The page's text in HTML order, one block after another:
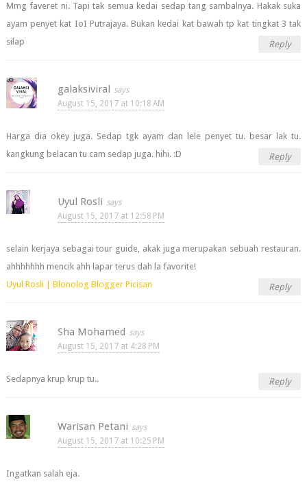
Mmg faveret ni. Tapi tak semua kedai sedap tang sambalnya. Hakak suka
ayam penyet kat IoI Putrajaya. Bukan kedai kat bawah tp kat tingkat 3 tak
silap
Reply
galaksiviral
August 15, 2017 at 10:18 AM
Harga dia okey juga. Sedap tgk ayam dan lele penyet tu. besar lak tu.
kangkung belacan tu cam sedap juga. hihi. :D
Reply
Uyul Rosli
August 15, 2017 at 12:58 PM
selain kerjaya sebagai tour guide, akak juga merupakan sebuah restauran.
ahhhhhhh mencik ahh lapar terus dah la favorite!
Uyul Rosli | Blonolog Blogger Picisan
Reply
Sha Mohamed
August 15, 2017 at 4:28 PM
Sedapnya krup krup tu.. Reply
Warisan Petani
August 15, 2017 at 10:25 PM
Ingatkan salah eja.